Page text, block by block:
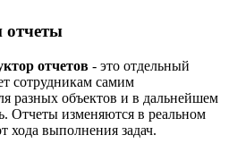
отчеты
отчетов - это отдельный
сотрудникам самим
разных объектов и в дальнейшем
Отчеты изменяются в реальном
хода выполнения задач.